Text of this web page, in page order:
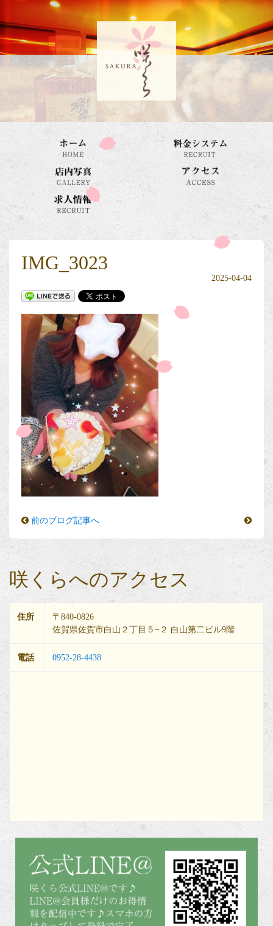
IMG_3023
2025-04-04
前のブログ記事へ
咲くらへのアクセス
住所
〒840-0826
佐賀県佐賀市白山２丁目５−２ 白山第二ビル9階
電話 0952-28-4438